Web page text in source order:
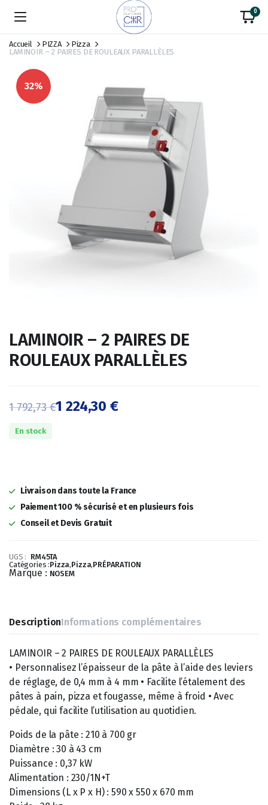
0
Accueil PIZZA
Pizza
LAMINOIR – 2 PAIRES DE ROULEAUX PARALLÈLES
32%
LAMINOIR – 2 PAIRES DE
ROULEAUX PARALLÈLES
1 792,73€
était :
1
792,73 €.
1 224,30 €
est :
1
224,30 €.
En stock
Livraison dans toute la France
Paiement 100 % sécurisé et en plusieurs fois
Conseil et Devis Gratuit
UGS : RM45TA
Catégories :Pizza,Pizza,PRÉPARATION
Marque : NOSEM
DescriptionInformations complémentaires
LAMINOIR – 2 PAIRES DE ROULEAUX PARALLÈLES
• Personnalisez l’épaisseur de la pâte à l’aide des leviers
de réglage, de 0,4 mm à 4 mm • Facilite l’étalement des
pâtes à pain, pizza et fougasse, même à froid • Avec
pédale, qui facilite l’utilisation au quotidien.
Poids de la pâte : 210 à 700 gr
Diamètre : 30 à 43 cm
Puissance : 0,37 kW
Alimentation : 230/1N+T
Dimensions (L x P x H) : 590 x 550 x 670 mm